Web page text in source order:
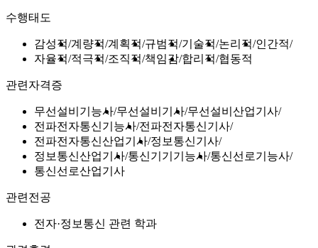
수행태도
감성적 계량적 계획적 규범적 기술적 논리적 인간적
자율적 적극적 조직적 책임감 합리적 협동적
관련자격증
무선설비기능사 무선설비기사 무선설비산업기사
전파전자통신기능사 전파전자통신기사
전파전자통신산업기사 정보통신기사
정보통신산업기사 통신기기기능사 통신선로기능사
통신선로산업기사
관련전공
전자·정보통신 관련 학과